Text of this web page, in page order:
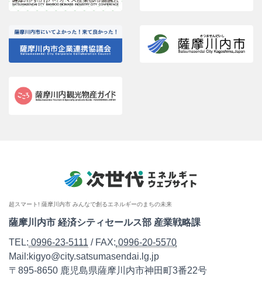
超スマート! 薩摩川内市 みんなで創るエネルギーのまちの未来
薩摩川内市 経済シティセールス部 産業戦略課
TEL: 0996-23-5111 / FAX: 0996-20-5570
Mail:kigyo@city.satsumasendai.lg.jp
〒895-8650 鹿児島県薩摩川内市神田町3番22号